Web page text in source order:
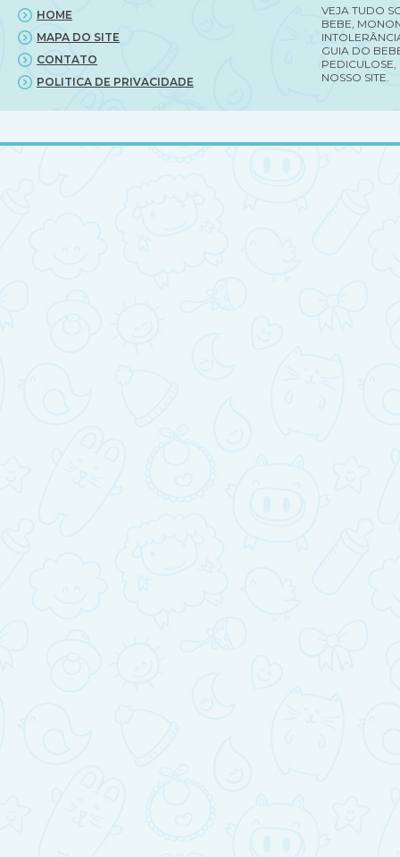
HOME
MAPA DO SITE
CONTATO
POLITICA DE PRIVACIDADE
VEJA TUDO
BEBE,
GUIA DO
PEDICULOSE,
NOSSO SITE.